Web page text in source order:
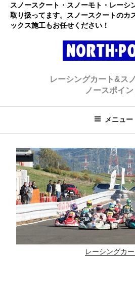
プ
スノースクート・スノーモト・レーシ
取り扱ってます。スノースクートのカ
ックス施工もお任せください！
ト ノース
レーシングカート&ス
ノースポイン
メニュー
レーシングカー